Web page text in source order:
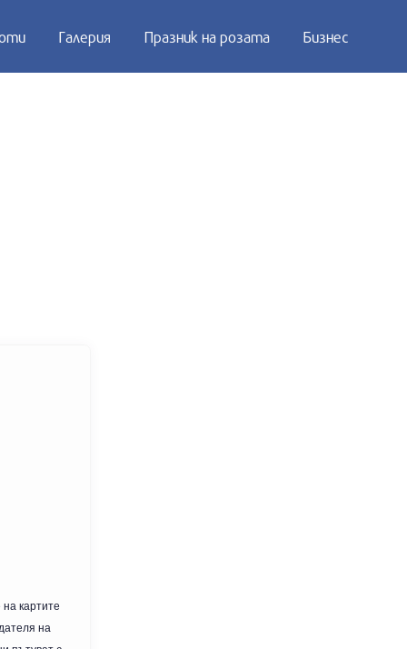
Галерия Празник на розата Бизнес
картите
на